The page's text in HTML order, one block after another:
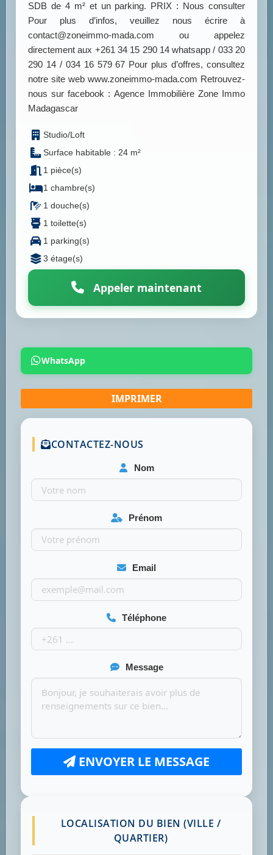
SDB de 4 m² et un parking. PRIX : Nous consulter
Pour plus d’infos, veuillez nous écrire à
contact@zoneimmo-mada.com ou appelez
directement aux +261 34 15 290 14 whatsapp / 033 20
290 14 / 034 16 579 67 Pour plus d’offres, consultez
notre site web www.zoneimmo-mada.com Retrouvez-
nous sur facebook : Agence Immobilière Zone Immo
Madagascar
Studio/Loft
Surface habitable : 24 m²
1 pièce(s)
1 chambre(s)
1 douche(s)
1 toilette(s)
1 parking(s)
3 étage(s)
Appeler maintenant
WhatsApp
CONTACTEZ-NOUS
Nom
Prénom
Email
Téléphone
Message
ENVOYER LE MESSAGE
LOCALISATION DU BIEN (VILLE /
QUARTIER)